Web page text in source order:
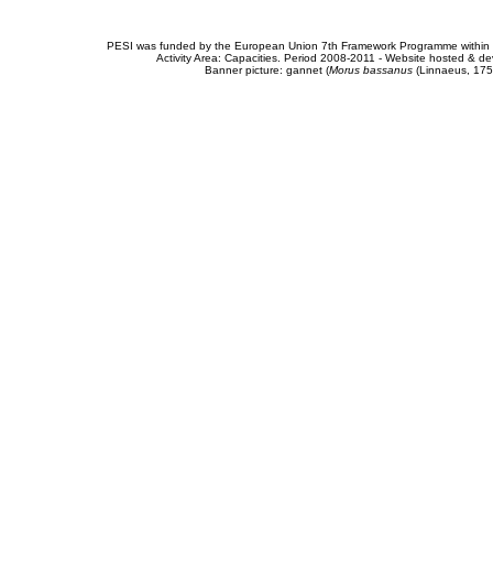
PESI was funded by the European Union 7th Framework Programme
Activity Area: Capacities. Period 2008-2011 - Website hosted &
Banner picture: gannet (Morus bassanus(Linnaeus,